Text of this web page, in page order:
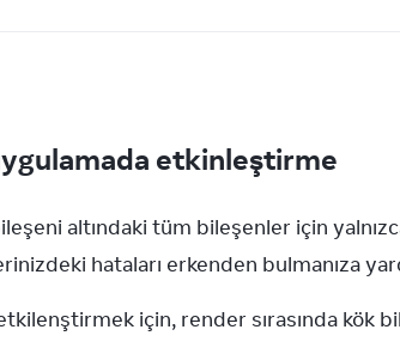
etkinleştirme
altındaki tüm bileşenler için
hataları erkenden bulmanıza
için, render sırasında kök